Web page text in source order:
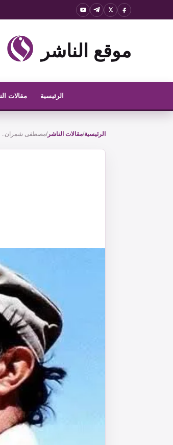
موقع الناشر
الرئيسية مقالات
الرئيسية/مقالات الناشر/مصطفى شمران..